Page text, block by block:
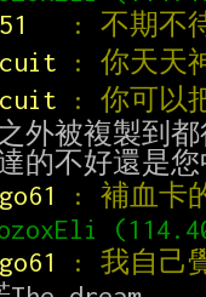
: 不期不
: 你天天
: 你可以
外被複製到都
: 補血卡
: 我自己